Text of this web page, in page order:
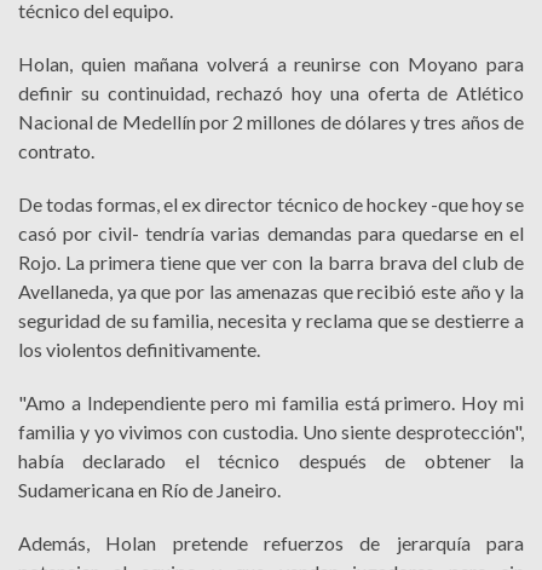
técnico del equipo.
Holan, quien mañana volverá a reunirse con Moyano para
definir su continuidad, rechazó hoy una oferta de Atlético
Nacional de Medellín por 2 millones de dólares y tres años de
contrato.
De todas formas, el ex director técnico de hockey -que hoy se
casó por civil- tendría varias demandas para quedarse en el
Rojo. La primera tiene que ver con la barra brava del club de
Avellaneda, ya que por las amenazas que recibió este año y la
seguridad de su familia, necesita y reclama que se destierre a
los violentos definitivamente.
"Amo a Independiente pero mi familia está primero. Hoy mi
familia y yo vivimos con custodia. Uno siente desprotección",
había declarado el técnico después de obtener la
Sudamericana en Río de Janeiro.
Además, Holan pretende refuerzos de jerarquía para